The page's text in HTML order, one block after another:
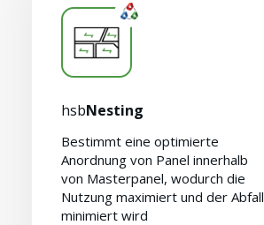
hsbNesting
Bestimmt eine optimierte
Anordnung von Panel innerhalb
von Masterpanel, wodurch die
Nutzung maximiert und der Abfall
minimiert wird